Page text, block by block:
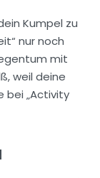
Kumpel zu
nur noch
mit
weil deine
bei „Activity